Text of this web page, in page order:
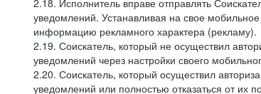
2.18. Исполнитель вправе отправлять
уведомлений. Устанавливая на свое
информацию рекламного характера (рекламу).
2.19. Соискатель, который не осуществил
уведомлений через настройки своего
2.20. Соискатель, который осуществил
уведомлений или полностью отказаться от их